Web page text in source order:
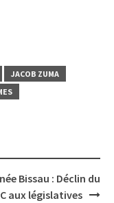
JACOB ZUMA
Bissau : Déclin du
aux législatives